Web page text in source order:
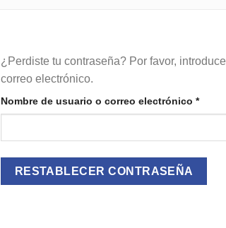
¿Perdiste tu contraseña? Por favor,
correo electrónico.
Nombre de usuario o correo electrónico *
RESTABLECER CONTRASEÑA